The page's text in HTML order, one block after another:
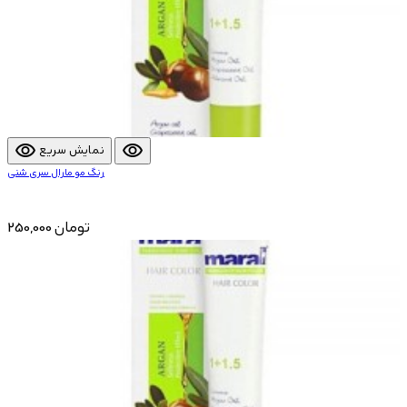
visibility نمایش سریع visibility
رنگ مو مارال سری شنی
250,000 تومان